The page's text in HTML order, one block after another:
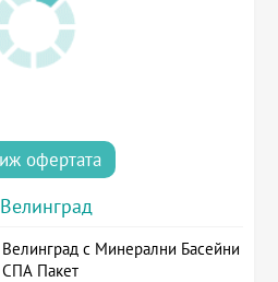
офертата
Велинград
с Минерални Басейни
СПА Пакет